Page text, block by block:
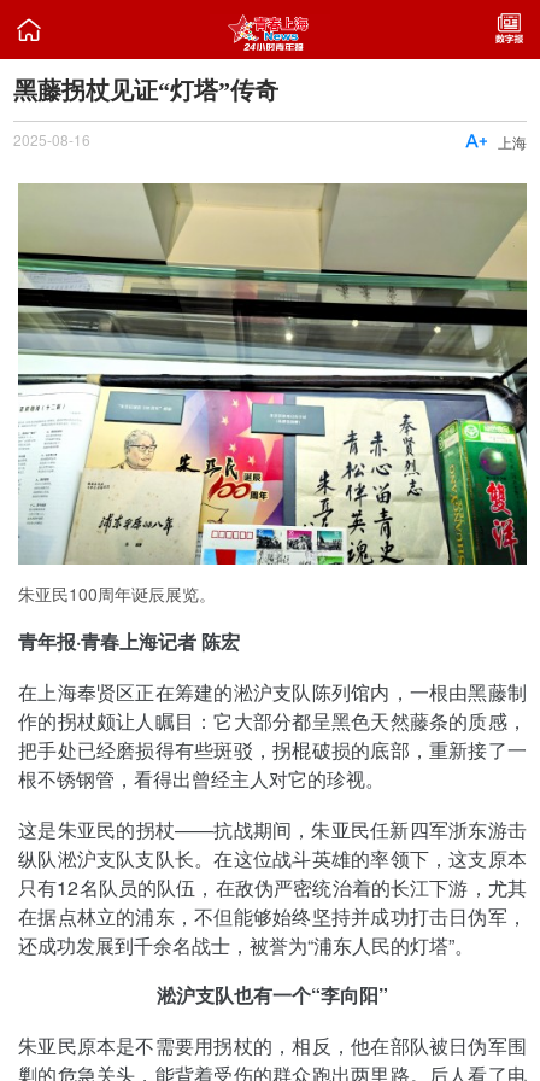

黑藤拐杖见证“灯塔”传奇
2025-08-16 上海

朱亚民100周年诞辰展览。
青年报·青春上海记者 陈宏
在上海奉贤区正在筹建的淞沪支队陈列馆内，一根由黑藤制
作的拐杖颇让人瞩目：它大部分都呈黑色天然藤条的质感，
把手处已经磨损得有些斑驳，拐棍破损的底部，重新接了一
根不锈钢管，看得出曾经主人对它的珍视。
这是朱亚民的拐杖——抗战期间，朱亚民任新四军浙东游击
纵队淞沪支队支队长。在这位战斗英雄的率领下，这支原本
只有12名队员的队伍，在敌伪严密统治着的长江下游，尤其
在据点林立的浦东，不但能够始终坚持并成功打击日伪军，
还成功发展到千余名战士，被誉为“浦东人民的灯塔”。
淞沪支队也有一个“李向阳”
朱亚民原本是不需要用拐杖的，相反，他在部队被日伪军围
剿的危急关头，能背着受伤的群众跑出两里路。后人看了电